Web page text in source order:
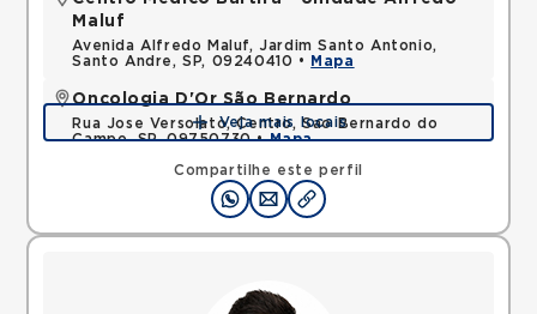
Compartilhe este perfil
Maluf
Avenida Alfredo Maluf, Jardim Santo Antonio,
Santo Andre, SP, 09240410 •
Mapa
Oncologia D'Or São Bernardo
Rua Jose Versolato, Centro, Sao Bernardo do
Campo, SP, 09750730 •Mapa
Veja mais locais